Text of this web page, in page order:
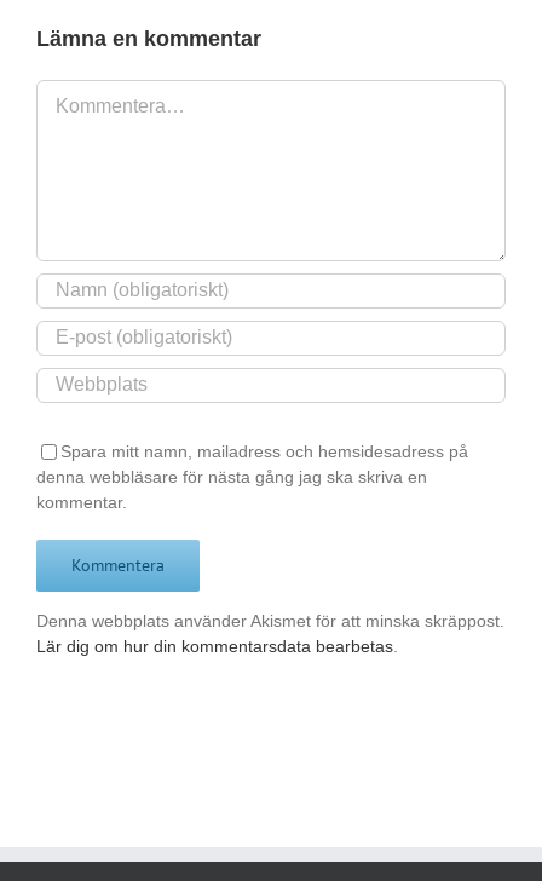
Lämna en kommentar
Kommentar
Spara mitt namn, mailadress och hemsidesadress på
denna webbläsare för nästa gång jag ska skriva en
kommentar.
Denna webbplats använder Akismet för att minska skräppost.
Lär dig om hur din kommentarsdata bearbetas